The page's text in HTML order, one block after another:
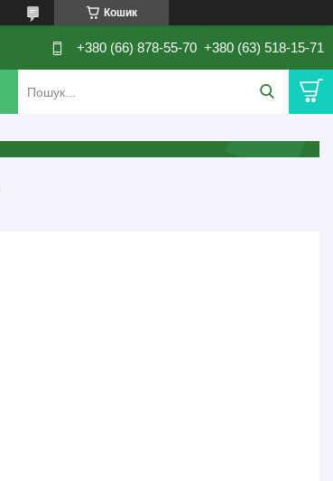
Кошик
+380 (66) 878-55-70 +380 (63) 518-15-71